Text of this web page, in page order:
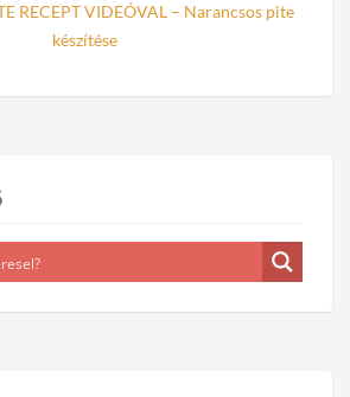
RECEPT VIDEÓVAL – Narancsos pite
készítése